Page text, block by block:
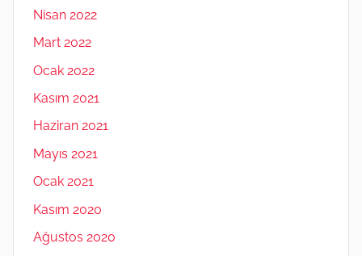
Nisan 2022
Mart 2022
Ocak 2022
Kasım 2021
Haziran 2021
Mayıs 2021
Ocak 2021
Kasım 2020
Ağustos 2020